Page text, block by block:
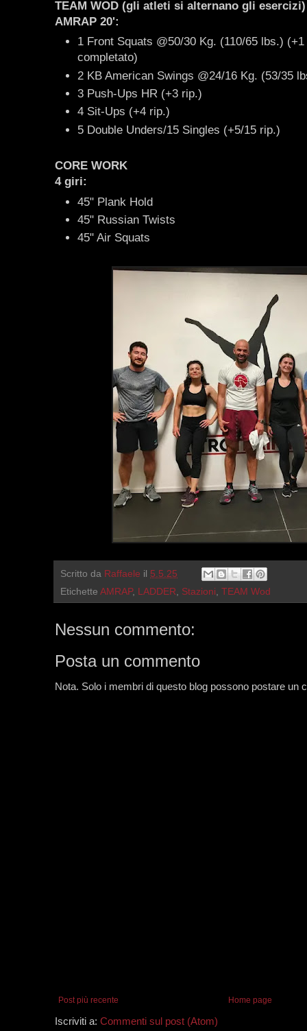
TEAM WOD (gli atleti si alternano gli esercizi)
AMRAP 20':
1 Front Squats @50/30 Kg. (110/65 lbs.)
completato)
2 KB American Swings @24/16 Kg. (53/35
3 Push-Ups HR (+3 rip.)
4 Sit-Ups (+4 rip.)
5 Double Unders/15 Singles (+5/15 rip.)
CORE WORK
4 giri:
45" Plank Hold
45" Russian Twists
45" Air Squats
Scritto da Raffaele il 5.5.25
Etichette AMRAP, LADDER, Stazioni, TEAM Wod
Nessun commento:
Posta un commento
Nota. Solo i membri di questo blog possono postare un
Post più recente Home page
Iscriviti a: Commenti sul post (Atom)